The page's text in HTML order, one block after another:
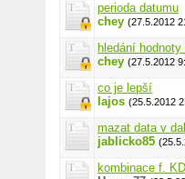
perioda datumu
chey (27.5.2012
hledání
chey (27.5.2012
co je lepší
lajos (25.5.2012
mazat data v
jablicko85
kombinace f.